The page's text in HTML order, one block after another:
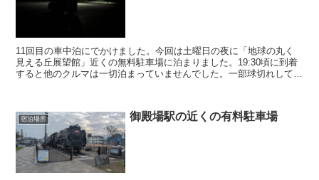
11回目の車中泊にでかけました。今回は土曜日の夜に「地球の丸く
見える丘展望館」近くの無料駐車場に泊まりました。19:30頃に到着
すると他のクルマは一切泊まっていませんでした。一部球切れして暗
宿泊場所 御殿場駅の近くの有料駐車場